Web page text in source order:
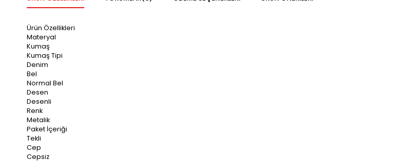
Ürün Özellikleri
Materyal
Kumaş
Kumaş Tipi
Denim
Bel
Normal Bel
Desen
Desenli
Renk
Metalik
Paket İçeriği
Tekli
Cep
Cepsiz